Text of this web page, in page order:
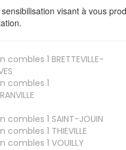
visant à vous
combles 1 BRETTEVILLE-
combles 1
combles 1 SAINT-JOUIN
combles 1 THIEVILLE
combles 1 VOUILLY